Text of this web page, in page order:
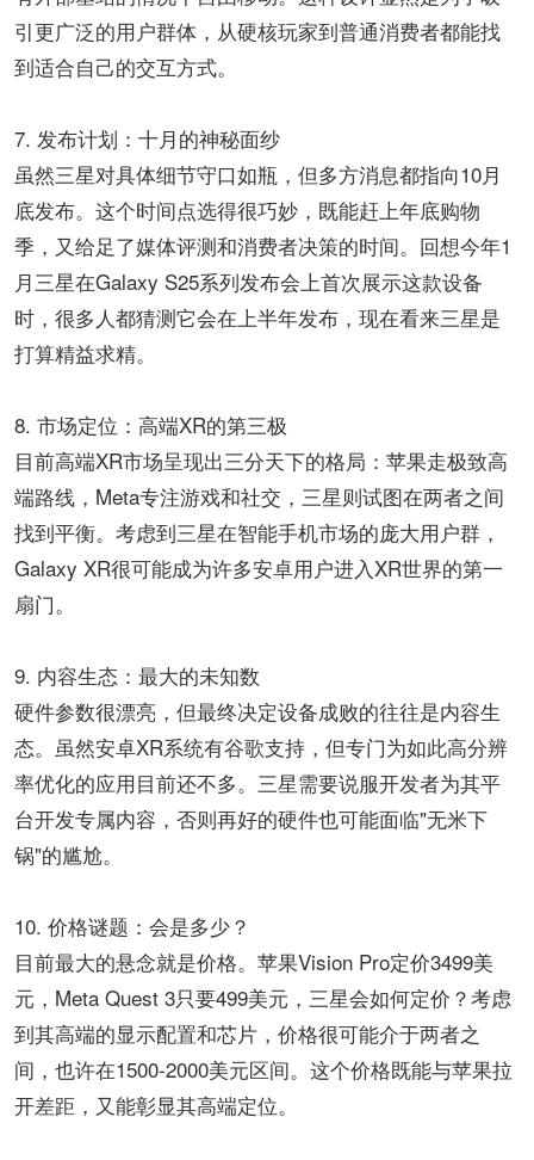
引更广泛的用户群体，从硬核玩家到普通消费者都能找
到适合自己的交互方式。
7. 发布计划：十月的神秘面纱​​
虽然三星对具体细节守口如瓶，但多方消息都指向10月
底发布。这个时间点选得很巧妙，既能赶上年底购物
季，又给足了媒体评测和消费者决策的时间。回想今年1
月三星在Galaxy S25系列发布会上首次展示这款设备
时，很多人都猜测它会在上半年发布，现在看来三星是
打算精益求精。
​​8. 市场定位：高端XR的第三极​​
目前高端XR市场呈现出三分天下的格局：苹果走极致高
端路线，Meta专注游戏和社交，三星则试图在两者之间
找到平衡。考虑到三星在智能手机市场的庞大用户群，
Galaxy XR很可能成为许多安卓用户进入XR世界的第一
扇门。
​​9. 内容生态：最大的未知数​​
硬件参数很漂亮，但最终决定设备成败的往往是内容生
态。虽然安卓XR系统有谷歌支持，但专门为如此高分辨
率优化的应用目前还不多。三星需要说服开发者为其平
台开发专属内容，否则再好的硬件也可能面临"无米下
锅"的尴尬。
​​10. 价格谜题：会是多少？​​
目前最大的悬念就是价格。苹果Vision Pro定价3499美
元，Meta Quest 3只要499美元，三星会如何定价？考虑
到其高端的显示配置和芯片，价格很可能介于两者之
间，也许在1500-2000美元区间。这个价格既能与苹果拉
开差距，又能彰显其高端定位。